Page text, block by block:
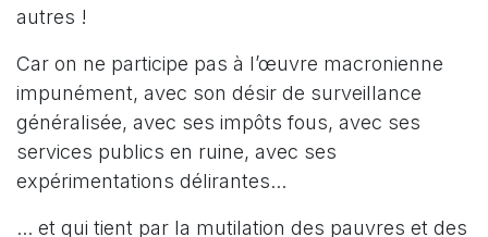
autres !
Car on ne participe pas à l’œuvre macronienne
impunément, avec son désir de surveillance
généralisée, avec ses impôts fous, avec ses
services publics en ruine, avec ses
expérimentations délirantes...
... et qui tient par la mutilation des pauvres et des